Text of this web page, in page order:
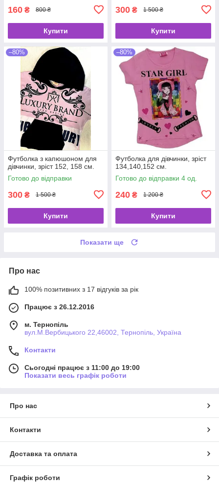
160 ₴ 800 ₴
Купити
300 ₴ 1 500 ₴
Купити
–80%
Футболка з капюшоном для
дівчинки, зріст 152, 158 см.
Готово до відправки
300 ₴ 1 500 ₴
Купити
–80%
Футболка для дівчинки, зріст
134,140,152 см.
Готово до відправки 4 од.
240 ₴ 1 200 ₴
Купити
Показати ще
Про нас
100% позитивних з 17 відгуків за рік
Працює з 26.12.2016
м. Тернопіль
вул.М.Вербицького 22,46002, Тернопіль, Україна
Контакти
Сьогодні працює з 11:00 до 19:00
Показати весь графік роботи
Про нас
Контакти
Доставка та оплата
Графік роботи